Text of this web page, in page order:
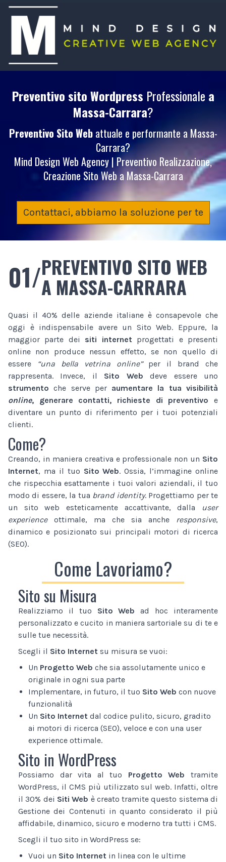
Preventivo sito Wordpress Professionale a
Massa-Carrara?
Preventivo Sito Webattuale e performante a Massa-
Carrara?
Mind Design Web Agency | Preventivo Realizzazione,
Creazione Sito Web a Massa-Carrara
Contattaci, abbiamo la soluzione per te
01/PREVENTIVO SITO WEB
A MASSA-CARRARA
Quasi il 40% delle aziende italiane è consapevole che
oggi è indispensabile avere un Sito Web. Eppure, la
maggior parte dei siti internet progettati e presenti
online non produce nessun effetto, se non quello di
essere
“una bella vetrina online”per il brand che
rappresenta. Invece, il Sito Web deve essere uno
strumento che serve per aumentare la tua visibilità
online, generare contatti, richieste di preventivo e
diventare un punto di riferimento per i tuoi potenziali
clienti.
Come?
Creando, in maniera creativa e professionale non un Sito
Internet, ma il tuo Sito Web. Ossia, l’immagine online
che rispecchia esattamente i tuoi valori aziendali, il tuo
modo di essere, la tua brand identity. Progettiamo per te
un sito web esteticamente accattivante, dalla
user
experienceottimale, ma che sia anche responsive,
dinamico e posizionato sui principali motori di ricerca
(SEO).
Come Lavoriamo?
Sito su Misura
Realizziamo il tuo Sito Web ad hoc interamente
personalizzato e cucito in maniera sartoriale su di te e
sulle tue necessità.
Scegli il Sito Internet su misura se vuoi:
Un Progetto Web che sia assolutamente unico e
originale in ogni sua parte
Implementare, in futuro, il tuo Sito Web con nuove
funzionalità
Un Sito Internet dal codice pulito, sicuro, gradito
ai motori di ricerca (SEO), veloce e con una user
experience ottimale.
Sito in WordPress
Possiamo dar vita al tuo Progetto Web tramite
WordPress, il CMS più utilizzato sul web. Infatti, oltre
il 30% dei Siti Web è creato tramite questo sistema di
Gestione dei Contenuti in quanto considerato il più
affidabile, dinamico, sicuro e moderno tra tutti i CMS.
Scegli il tuo sito in WordPress se:
Vuoi un Sito Internet in linea con le ultime